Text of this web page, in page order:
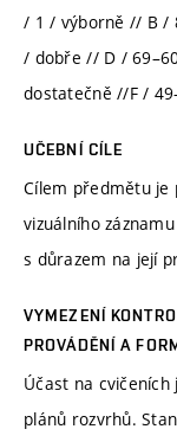
/ 1 / výborně // B /
/ dobře // D /
dostatečně //F /
UČEBNÍ CÍLE
Cílem předmětu je
vizuálního
s důrazem na její
VYMEZENÍ
PROVÁDĚNÍ A
Účast na
plánů rozvrhů.